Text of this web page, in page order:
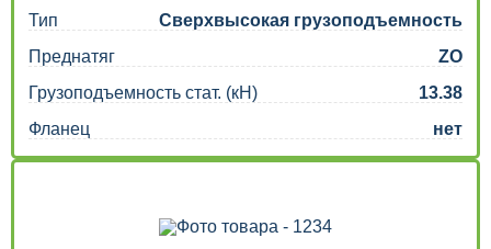
Тип
Сверхвысокая грузоподъемность
Преднатяг
ZO
Грузоподъемность стат. (кН)
13.38
Фланец
нет